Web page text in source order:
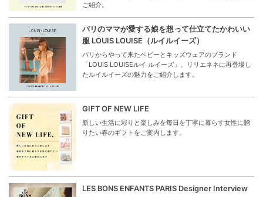
ご紹介。
パリのママが愛する娘を想って仕立てたかわいい
服 LOUIS LOUISE（ルイルイーズ）
パリからやって来たベビーとキッズウェアのブランド
「LOUIS LOUISEルイ ルイーズ」。リリエネネに再登場し
たルイルイーズの魅力をご紹介します。
GIFT OF NEW LIFE
新しい生活に彩りと楽しみを毎日を丁寧に暮らす女性に贈
りたい春のギフトをご案内します。
LES BONS ENFANTS PARIS Designer Interview